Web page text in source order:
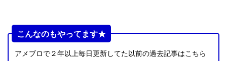
こんなのもやってます★
アメブロで２年以上毎日更新してた以前の過去記事はこちら